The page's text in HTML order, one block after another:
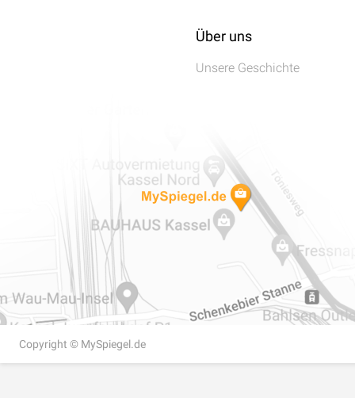
Über uns
Unsere Geschichte
Copyright © MySpiegel.de